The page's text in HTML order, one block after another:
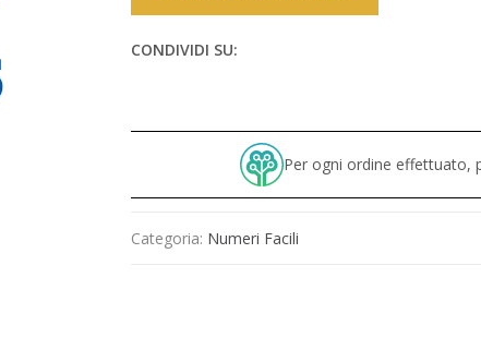
CONDIVIDI SU:
Per ogni ordine effettuato,
Categoria: Numeri Facili